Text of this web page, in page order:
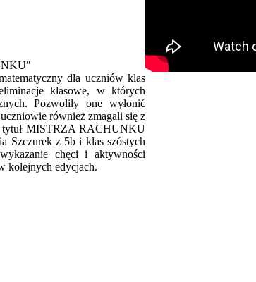
dla uczniów klas
klasowe, w których
Pozwoliły one wyłonić
również zmagali się z
tytuł MISTRZA RACHUNKU
Szczurek z 5b i klas szóstych
chęci i aktywności
kolejnych edycjach.